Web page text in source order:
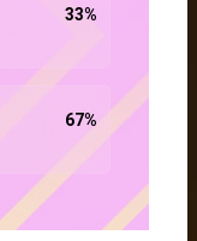
33%
67%